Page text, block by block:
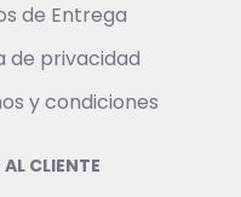
de Entrega
de privacidad
y condiciones
CLIENTE